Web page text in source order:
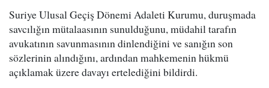
Suriye Ulusal Geçiş Dönemi Adaleti Kurumu, duruşmada
savcılığın mütalaasının sunulduğunu, müdahil tarafın
avukatının savunmasının dinlendiğini ve sanığın son
sözlerinin alındığını, ardından mahkemenin hükmü
açıklamak üzere davayı ertelediğini bildirdi.